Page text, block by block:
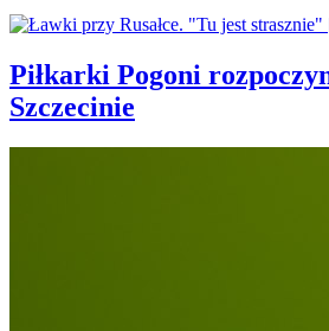
Piłkarki Pogoni
Szczecinie